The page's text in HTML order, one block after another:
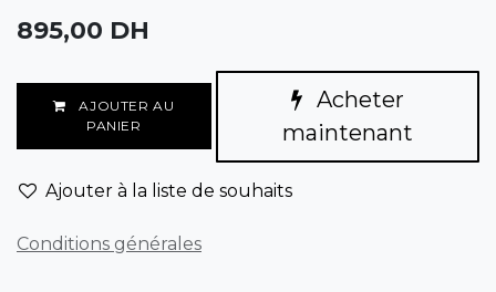
895,00 DH
AJOUTER AU
PANIER
Acheter
maintenant
Ajouter à la liste de souhaits
Conditions générales